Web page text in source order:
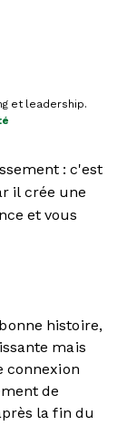
et leadership.
: c'est
il crée une
et vous
histoire,
mais
connexion
de
la fin du